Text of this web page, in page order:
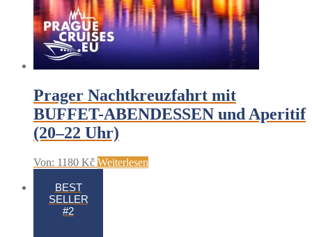
Prager Nachtkreuzfahrt mit
BUFFET-ABENDESSEN und Aperitif
(20–22 Uhr)
Von: 1180 Kč Weiterlesen
BEST
SELLER
#2